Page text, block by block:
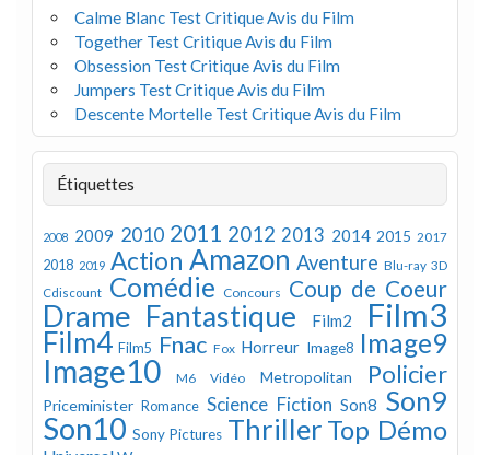
Calme Blanc Test Critique Avis du Film
Together Test Critique Avis du Film
Obsession Test Critique Avis du Film
Jumpers Test Critique Avis du Film
Descente Mortelle Test Critique Avis du Film
Étiquettes
2008 2009 2010 2011 2012 2013 2014 2015 2017
2018 2019 Action Amazon Aventure Blu-ray 3D
Cdiscount Comédie Concours Coup de Coeur
Drame Fantastique Film2 Film3
Film4 Film5 Fnac Fox Horreur Image8 Image9
Image10 M6 Vidéo Metropolitan Policier
Priceminister Romance Science Fiction Son8 Son9
Son10 Sony Pictures Thriller Top Démo